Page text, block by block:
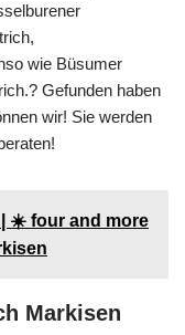
wie Büsumer
Gefunden haben
wir! Sie werden
☀️ four and more
Markisen